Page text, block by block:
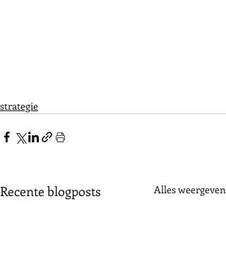
strategie
Recente blogposts Alles weergeven